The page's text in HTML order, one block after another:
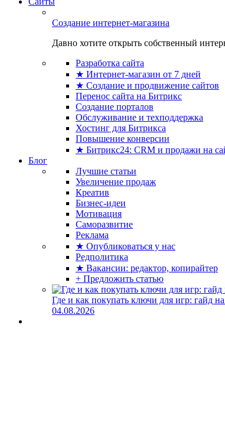
Создание интернет-магазина
Давно хотите открыть собственный
Разработка сайта
★ Интернет-магазин от 7 дней
★ Создание и продвижение сайтов
Перенос сайта на Битрикс
Создание порталов
Обслуживание и техподдержка
Хостинг для Битрикса
Повышение конверсии
★ Битрикс24: CRM и продажи на
Блог
Лучшие статьи
Увеличение продаж
Креатив
Бизнес-идеи
Мотивация
Саморазвитие
Реклама
★ Опубликоваться у нас
Редполитика
★ Вакансии: редактор, копирайтер
+ Предложить статью
Где и как покупать ключи для игр: гайд
04.08.2026